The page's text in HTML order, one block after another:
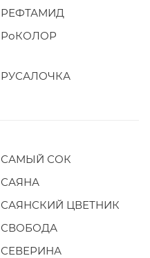
РЕФТАМИД
РоКОЛОР
РУСАЛОЧКА
САМЫЙ СОК
САЯНА
САЯНСКИЙ ЦВЕТНИК
СВОБОДА
СЕВЕРИНА